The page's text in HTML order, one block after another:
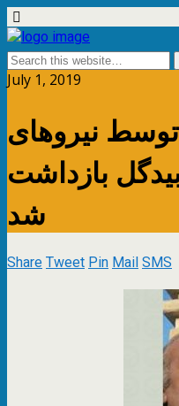
July 1, 2019
توسط نیروهای
بازداشت
شد
ShareTweetPinMailSMS